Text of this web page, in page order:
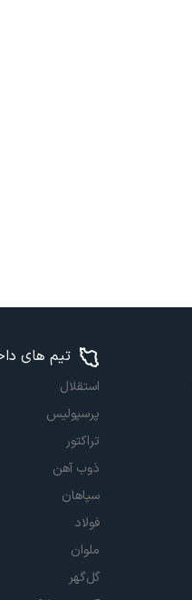
تیم های
استقلال
پرسپولیس
تراکتور
ذوب آهن
سپاهان
فولاد
ملوان
گل‌گهر